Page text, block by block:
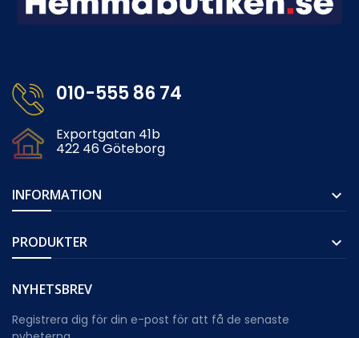
010-555 86 74
Exportgatan 41b
422 46 Göteborg
INFORMATION 
PRODUKTER 
NYHETSBREV
Registrera dig för din e-post för att få de senaste